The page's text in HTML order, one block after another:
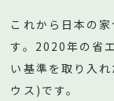
これから日本の
す。2020年の省
い基準を取り入
ウス)です。